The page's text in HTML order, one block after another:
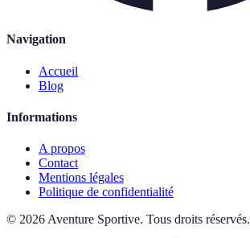
Navigation
Accueil
Blog
Informations
A propos
Contact
Mentions légales
Politique de confidentialité
© 2026 Aventure Sportive. Tous droits réservés.